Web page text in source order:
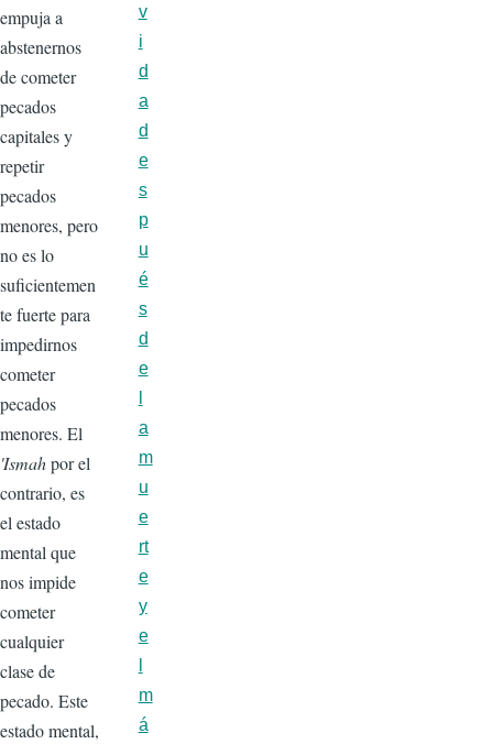
empuja a
abstenernos
de cometer
pecados
capitales y
repetir
pecados
menores, pero
no es lo
suficientemen
te fuerte para
impedirnos
cometer
pecados
menores. El
'Ismahpor el
contrario, es
el estado
mental que
nos impide
cometer
cualquier
clase de
pecado. Este
estado mental,
v
i
d
a
d
e
s
p
u
é
s
d
e
a
m
u
e
rt
e
y
e
m
á